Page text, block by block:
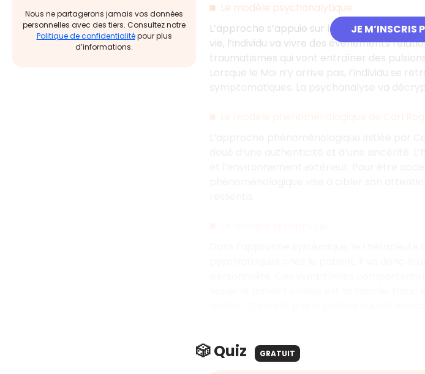
Nous ne partagerons jamais vos données
personnelles avec des tiers. Consultez notre
Politique de confidentialitépour plus
d’informations.
JE M’INSCRIS
Le modèle psychanalytique
L’approche s’appuie sur la psychanalyse
vie, l’individu va vivre des événements
traumatismes qui vont entraîner des
Lorsque le Moi n’y arrive pas, l’individu se
🎲 Quiz GRATUIT